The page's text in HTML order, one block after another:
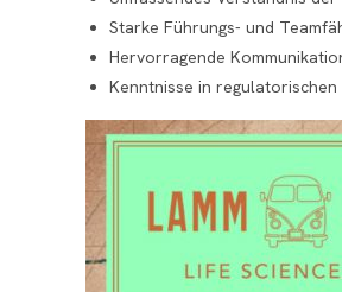
Starke Führungs- und
Hervorragende
Kenntnisse in